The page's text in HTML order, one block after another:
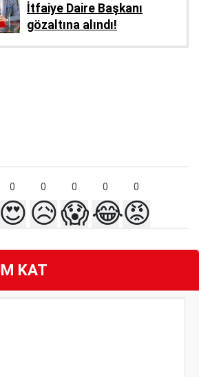
İtfaiye Daire Başkanı
gözaltına alındı!
0 0 0 0 0
😍😥😱😂😡
KAT